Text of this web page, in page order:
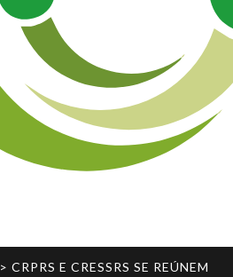
> CRPRS E CRESSRS SE REÚNEM